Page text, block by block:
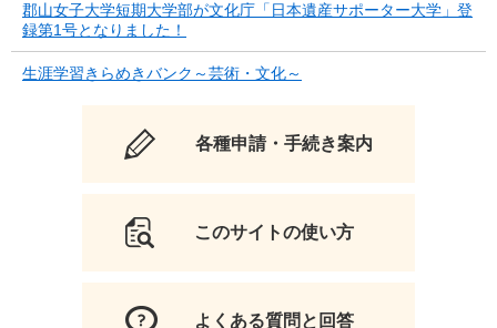
郡山女子大学短期大学部が文化庁「日本遺産サポーター大学」登
録第1号となりました！
生涯学習きらめきバンク～芸術・文化～
各種申請・手続き案内
このサイトの使い方
よくある質問と回答